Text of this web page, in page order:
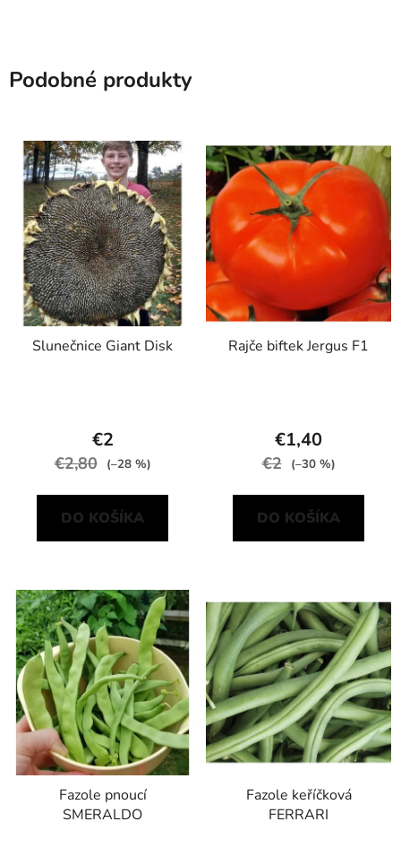
Podobné produkty
Slunečnice Giant Disk
€2
€2,80 (–28 %)
DO KOŠÍKA
Rajče biftek Jergus F1
€1,40
€2 (–30 %)
DO KOŠÍKA
Fazole pnoucí
SMERALDO
Fazole keříčková
FERRARI